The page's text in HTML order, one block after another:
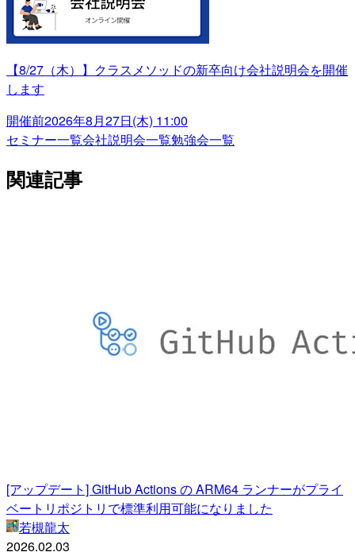
【8/27（木）】クラスメソッドの新卒向け会社説明会を開催
します
開催前2026年8月27日(木) 11:00
セミナー一覧会社説明会一覧勉強会一覧
関連記事
[アップデート] GitHub Actions の ARM64 ランナーがプライ
ベートリポジトリで標準利用可能になりました
若槻龍太
2026.02.03